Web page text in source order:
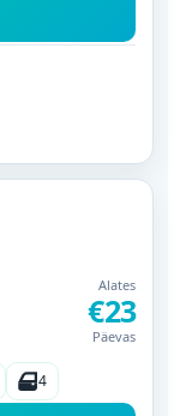
Alates
€23
Päevas
4